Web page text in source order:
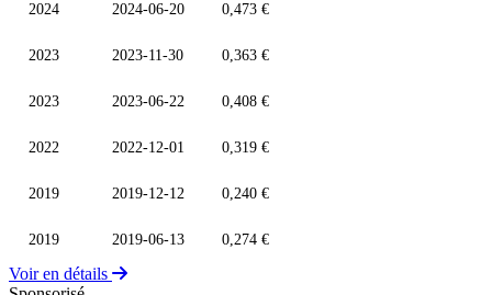
2024 2024-06-20 0,473 €
2023 2023-11-30 0,363 €
2023 2023-06-22 0,408 €
2022 2022-12-01 0,319 €
2019 2019-12-12 0,240 €
2019 2019-06-13 0,274 €
Voir en détails